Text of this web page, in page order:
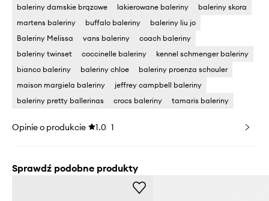
baleriny damskie brązowe lakierowane baleriny
baleriny skora
martens baleriny
buffalo baleriny
baleriny liu jo
Baleriny Melissa
vans baleriny
coach baleriny
baleriny twinset
coccinelle baleriny
kennel schmenger baleriny
bianco baleriny
baleriny chloe
baleriny proenza schouler
maison margiela baleriny
jeffrey campbell baleriny
baleriny pretty ballerinas
crocs baleriny tamaris baleriny
Opinie o produkcie 1.0 1
Sprawdź podobne produkty